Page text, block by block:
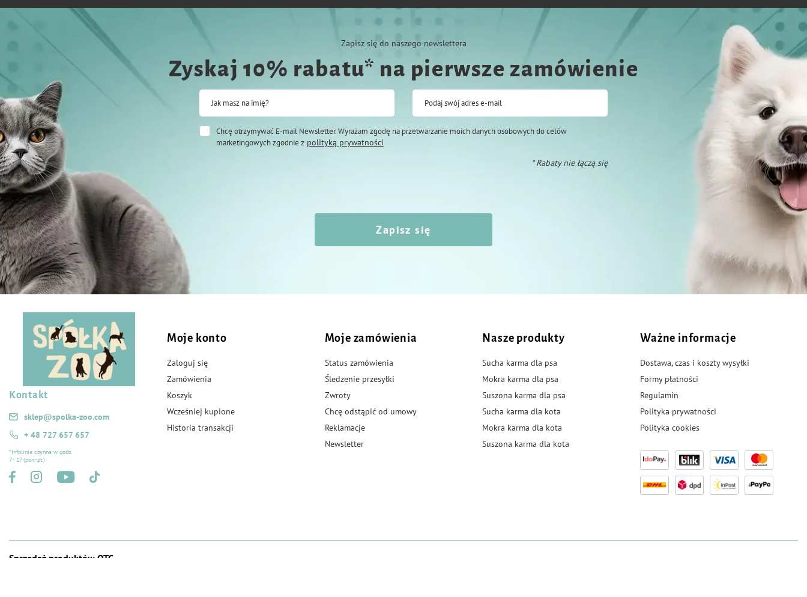
Zapisz się do naszego newslettera
Zyskaj 10% rabatu* na pierwsze zamówienie
Jak masz na imię? Podaj swój adres e-mail
Chcę otrzymywać E-mail Newsletter. Wyrażam zgodę na przetwarzanie moich danych osobowych do celów
marketingowych zgodnie z polityką prywatności
* Rabaty nie łączą się
Zapisz się
Kontakt
sklep@spolka-zoo.com
+ 48 727 657 657
*Infolinia czynna w godz.
7 - 17 (pon.-pt.)
Moje konto
Zaloguj się
Zamówienia
Koszyk
Wcześniej kupione
Historia transakcji
Moje zamówienia
Status zamówienia
Śledzenie przesyłki
Zwroty
Chcę odstąpić od umowy
Reklamacje
Newsletter
Nasze produkty
Sucha karma dla psa
Mokra karma dla psa
Suszona karma dla psa
Sucha karma dla kota
Mokra karma dla kota
Suszona karma dla kota
Ważne informacje
Dostawa, czas i koszty wysyłki
Formy płatności
Regulamin
Polityka prywatności
Polityka cookies
Sprzedaż produktów OTC